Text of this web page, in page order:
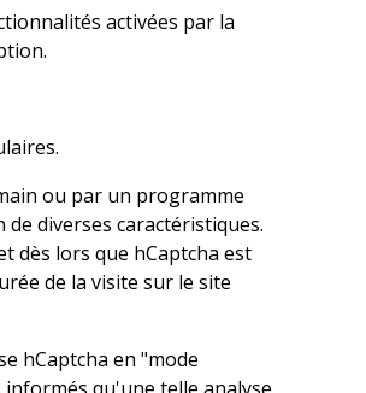
activées par la
ou par un programme
diverses caractéristiques.
dès lors que hCaptcha est
de la visite sur le site
hCaptcha en "mode